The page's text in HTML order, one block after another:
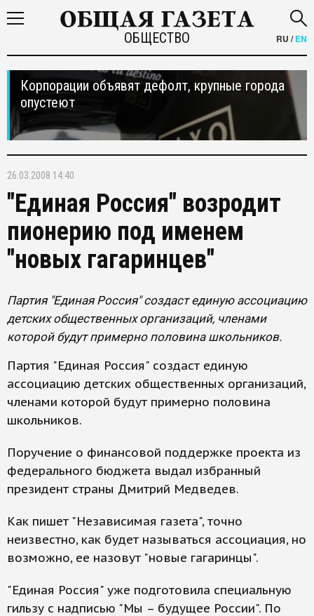
ОБЩЕСТВО RU /EN
Корпорации объявят дефолт, крупные города
опустеют
26.03.2008 14:40
"Единая Россия" возродит
пионерию под именем
"новых гагаринцев"
Партия "Единая Россия" создаст единую ассоциацию
детских общественных организаций, членами
которой будут примерно половина школьников.
Партия "Единая Россия" создаст единую
ассоциацию детских общественных организаций,
членами которой будут примерно половина
школьников.
Поручение о финансовой поддержке проекта из
федерального бюджета выдал избранный
президент страны Дмитрий Медведев.
Как пишет "Независимая газета", точно
неизвестно, как будет называться ассоциация, но
возможно, ее назовут "новые гагаринцы".
"Единая Россия" уже подготовила специальную
гильзу с надписью "Мы – будущее России". По